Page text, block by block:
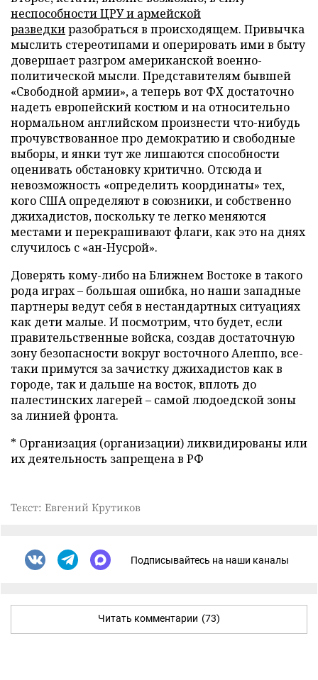
неспособности ЦРУ и армейской
разведкиразобраться в происходящем. Привычка
мыслить стереотипами и оперировать ими в быту
довершает разгром американской военно-
политической мысли. Представителям бывшей
«Свободной армии», а теперь вот ФХ достаточно
надеть европейский костюм и на относительно
нормальном английском произнести что-нибудь
прочувствованное про демократию и свободные
выборы, и янки тут же лишаются способности
оценивать обстановку критично. Отсюда и
невозможность «определить координаты» тех,
кого США определяют в союзники, и собственно
джихадистов, поскольку те легко меняются
местами и перекрашивают флаги, как это на днях
случилось с «ан-Нусрой».
Доверять кому-либо на Ближнем Востоке в такого
рода играх – большая ошибка, но наши западные
партнеры ведут себя в нестандартных ситуациях
как дети малые. И посмотрим, что будет, если
правительственные войска, создав достаточную
зону безопасности вокруг восточного Алеппо, все-
таки примутся за зачистку джихадистов как в
городе, так и дальше на восток, вплоть до
палестинских лагерей – самой людоедской зоны
за линией фронта.
* Организация (организации) ликвидированы или
их деятельность запрещена в РФ
Текст: Евгений Крутиков
Подписывайтесь на наши каналы
Читать комментарии (73)